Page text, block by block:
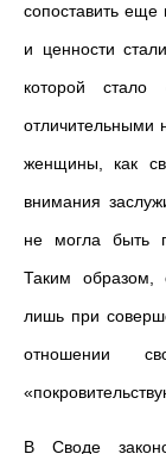
сопоставить еще
и ценности
которой стало
отличительными
женщины, как
внимания
не могла быть
Таким образом,
лишь при
отношении
В Своде